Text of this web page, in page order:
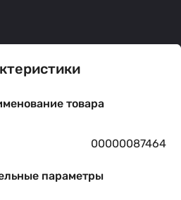
товара
00000087464
параметры